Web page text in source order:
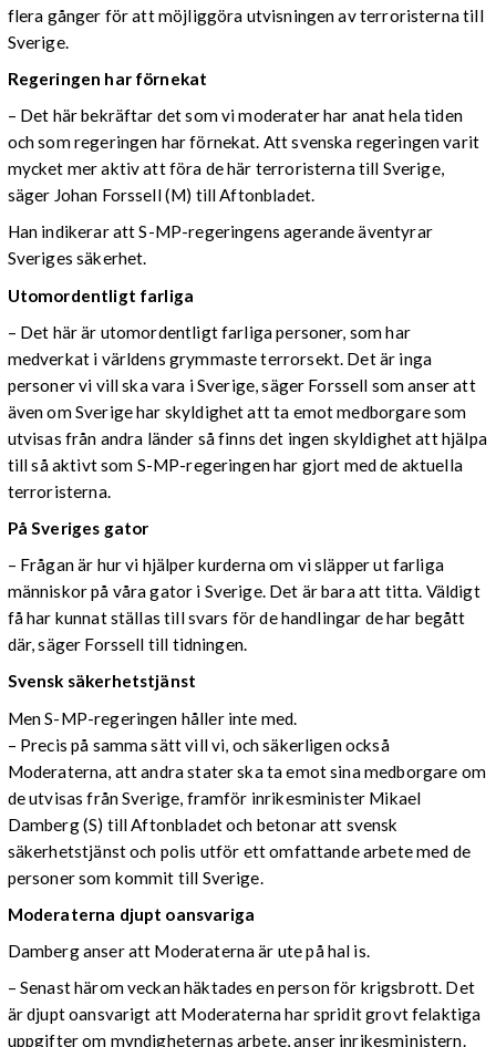
flera gånger för att möjliggöra utvisningen av terroristerna till
Sverige.
Regeringen har förnekat
– Det här bekräftar det som vi moderater har anat hela tiden
och som regeringen har förnekat. Att svenska regeringen varit
mycket mer aktiv att föra de här terroristerna till Sverige,
säger Johan Forssell (M) till Aftonbladet.
Han indikerar att S-MP-regeringens agerande äventyrar
Sveriges säkerhet.
Utomordentligt farliga
– Det här är utomordentligt farliga personer, som har
medverkat i världens grymmaste terrorsekt. Det är inga
personer vi vill ska vara i Sverige, säger Forssell som anser att
även om Sverige har skyldighet att ta emot medborgare som
utvisas från andra länder så finns det ingen skyldighet att hjälpa
till så aktivt som S-MP-regeringen har gjort med de aktuella
terroristerna.
På Sveriges gator
– Frågan är hur vi hjälper kurderna om vi släpper ut farliga
människor på våra gator i Sverige. Det är bara att titta. Väldigt
få har kunnat ställas till svars för de handlingar de har begått
där, säger Forssell till tidningen.
Svensk säkerhetstjänst
Men S-MP-regeringen håller inte med.
– Precis på samma sätt vill vi, och säkerligen också
Moderaterna, att andra stater ska ta emot sina medborgare om
de utvisas från Sverige, framför inrikesminister Mikael
Damberg (S) till Aftonbladet och betonar att svensk
säkerhetstjänst och polis utför ett omfattande arbete med de
personer som kommit till Sverige.
Moderaterna djupt oansvariga
Damberg anser att Moderaterna är ute på hal is.
– Senast härom veckan häktades en person för krigsbrott. Det
är djupt oansvarigt att Moderaterna har spridit grovt felaktiga
uppgifter om myndigheternas arbete, anser inrikesministern.